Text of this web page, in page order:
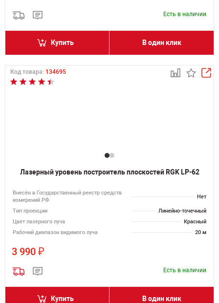
Есть в наличии
Купить В один клик
Код товара: 134695
Лазерный уровень построитель плоскостей RGK LP-62
Внесён в Государственный реестр средств
измерений РФ
Нет
Тип проекции
Линейно-точечный
Цвет лазерного луча
Красный
Рабочий диапазон видимого луча
20 м
3 990 ₽
Есть в наличии
Купить В один клик